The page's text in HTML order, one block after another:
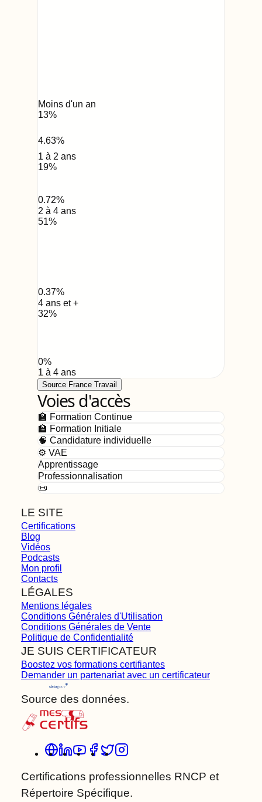
Moins d'un an
13%
4.63%
1 à 2 ans
19%
0.72%
2 à 4 ans
51%
0.37%
4 ans et +
32%
0%
1 à 4 ans
Source France Travail
Voies d'accès
🏫 Formation Continue
🏫 Formation Initiale
🧠 Candidature individuelle
⚙️ VAE
Apprentissage
Professionnalisation
📜
LE SITE
Certifications
Blog
Vidéos
Podcasts
Mon profil
Contacts
LÉGALES
Mentions légales
Conditions Générales d'Utilisation
Conditions Générales de Vente
Politique de Confidentialité
JE SUIS CERTIFICATEUR
Boostez vos formations certifiantes
Demander un partenariat avec un certificateur
Source des données.
Certifications professionnelles RNCP et
Répertoire Spécifique.